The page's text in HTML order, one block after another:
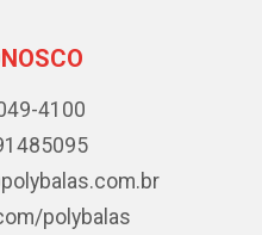
4100
polybalas